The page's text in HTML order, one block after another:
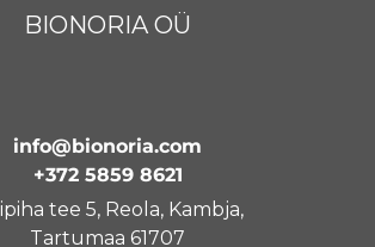
BIONORIA OÜ
info@bionoria.com
+372 5859 8621
tee 5, Reola, Kambja,
Tartumaa 61707